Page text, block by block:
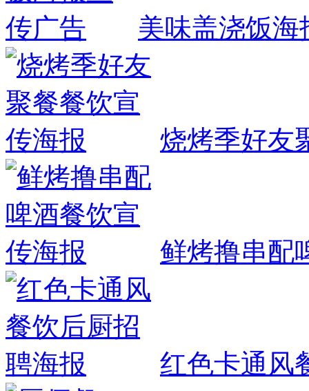
美味盖浇饭海
烧烤季好友
鲜烤撸串配
红色卡通风